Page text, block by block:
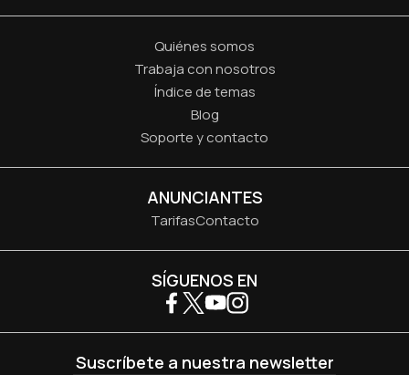
Quiénes somos
Trabaja con nosotros
Índice de temas
Blog
Soporte y contacto
ANUNCIANTES
TarifasContacto
SÍGUENOS EN
Suscríbete a nuestra newsletter